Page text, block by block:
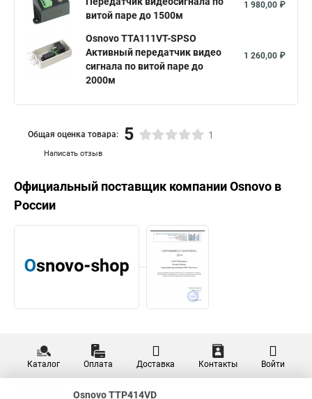
витой паре до 1500м
1 980,00 ₽
Osnovo TTA111VT-SPSO
Активный передатчик видео
сигнала по витой паре до
2000м
1 260,00 ₽
Написать отзыв
Общая оценка товара: 5 1
Официальный поставщик компанииOsnovo в
России
Каталог Оплата Доставка Контакты Войти
Osnovo TTP414VD